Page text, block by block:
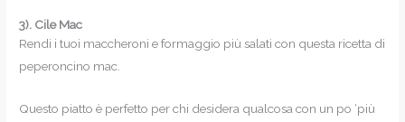
3). Cile Mac
Rendi i tuoi maccheroni e formaggio più salati con questa ricetta di
peperoncino mac.
Questo piatto è perfetto per chi desidera qualcosa con un po ‘più